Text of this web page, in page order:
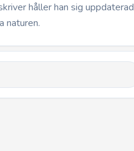
håller han sig uppdaterad
naturen.